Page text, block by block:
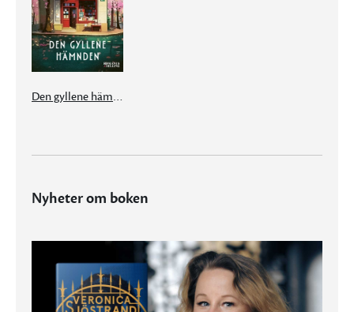
Den gyllene hämnden
Nyheter om boken